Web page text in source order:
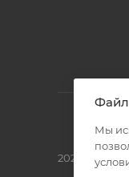
2026 ©
Мы